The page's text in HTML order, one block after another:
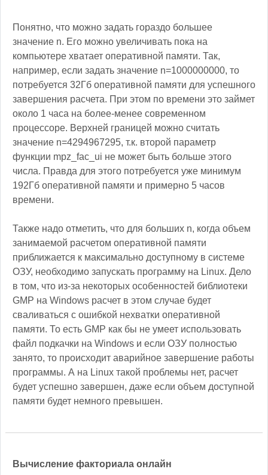
Понятно, что можно задать гораздо большее
значение n. Его можно увеличивать пока на
компьютере хватает оперативной памяти. Так,
например, если задать значение n=1000000000, то
потребуется 32Гб оперативной памяти для успешного
завершения расчета. При этом по времени это займет
около 1 часа на более-менее современном
процессоре. Верхней границей можно считать
значение n=4294967295, т.к. второй параметр
функции mpz_fac_ui не может быть больше этого
числа. Правда для этого потребуется уже минимум
192Гб оперативной памяти и примерно 5 часов
времени.
Также надо отметить, что для больших n, когда объем
занимаемой расчетом оперативной памяти
приближается к максимально доступному в системе
ОЗУ, необходимо запускать программу на Linux. Дело
в том, что из-за некоторых особенностей библиотеки
GMP на Windows расчет в этом случае будет
сваливаться с ошибкой нехватки оперативной
памяти. То есть GMP как бы не умеет использовать
файл подкачки на Windows и если ОЗУ полностью
занято, то происходит аварийное завершение работы
программы. А на Linux такой проблемы нет, расчет
будет успешно завершен, даже если объем доступной
памяти будет немного превышен.
Вычисление факториала онлайн